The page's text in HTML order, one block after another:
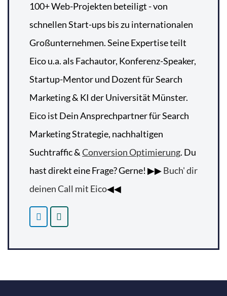
100+ Web-Projekten beteiligt - von
schnellen Start-ups bis zu internationalen
Großunternehmen. Seine Expertise teilt
Eico u.a. als Fachautor, Konferenz-Speaker,
Startup-Mentor und Dozent für Search
Marketing & KI der Universität Münster.
Eico ist Dein Ansprechpartner für Search
Marketing Strategie, nachhaltigen
Suchtraffic &Conversion Optimierung. Du
hast direkt eine Frage? Gerne! ▶▶Buch' dir
deinen Call mit Eico◀◀